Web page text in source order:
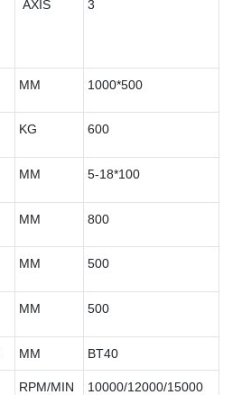
AXIS 3
MM 1000*500
KG 600
MM 5-18*100
MM 800
MM 500
MM 500
MM BT40
RPM/MIN 10000/12000/15000